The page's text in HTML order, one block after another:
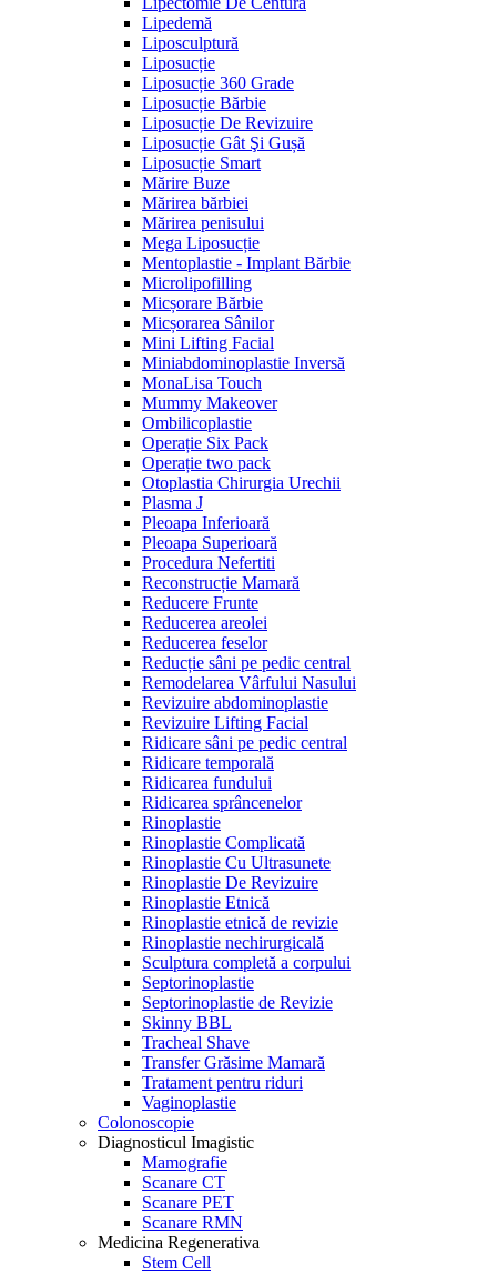
Lipedemă
Liposculptură
Liposucție
Liposucție 360 Grade
Liposucție Bărbie
Liposucție De Revizuire
Liposucție Gât Şi Gușă
Liposucție Smart
Mărire Buze
Mărirea bărbiei
Mărirea penisului
Mega Liposucție
Mentoplastie - Implant Bărbie
Microlipofilling
Micșorare Bărbie
Micșorarea Sânilor
Mini Lifting Facial
Miniabdominoplastie Inversă
MonaLisa Touch
Mummy Makeover
Ombilicoplastie
Operație Six Pack
Operație two pack
Otoplastia Chirurgia Urechii
Plasma J
Pleoapa Inferioară
Pleoapa Superioară
Procedura Nefertiti
Reconstrucție Mamară
Reducere Frunte
Reducerea areolei
Reducerea feselor
Reducție sâni pe pedic central
Remodelarea Vârfului Nasului
Revizuire abdominoplastie
Revizuire Lifting Facial
Ridicare sâni pe pedic central
Ridicare temporală
Ridicarea fundului
Ridicarea sprâncenelor
Rinoplastie
Rinoplastie Complicată
Rinoplastie Cu Ultrasunete
Rinoplastie De Revizuire
Rinoplastie Etnică
Rinoplastie etnică de revizie
Rinoplastie nechirurgicală
Sculptura completă a corpului
Septorinoplastie
Septorinoplastie de Revizie
Skinny BBL
Tracheal Shave
Transfer Grăsime Mamară
Tratament pentru riduri
Vaginoplastie
Colonoscopie
Diagnosticul Imagistic
Mamografie
Scanare CT
Scanare PET
Scanare RMN
Medicina Regenerativa
Stem Cell